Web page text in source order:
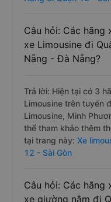
Câu hỏi: Các hãng
xe Limousine đi
Nẵng - Đà Nẵng?
Trả lời: Hiện tại có 3
Limousine trên tuyến
Limousine, Minh
thể tham khảo thêm
tại trang này: Xe
12 - Sài Gòn
Câu hỏi: Các hãng
xe giường nằm đi